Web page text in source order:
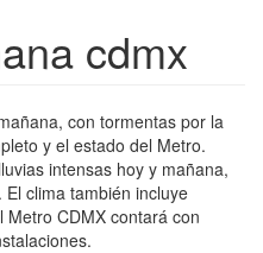
cdmx
con tormentas por la
y el estado del Metro.
intensas hoy y mañana,
clima también incluye
CDMX contará con